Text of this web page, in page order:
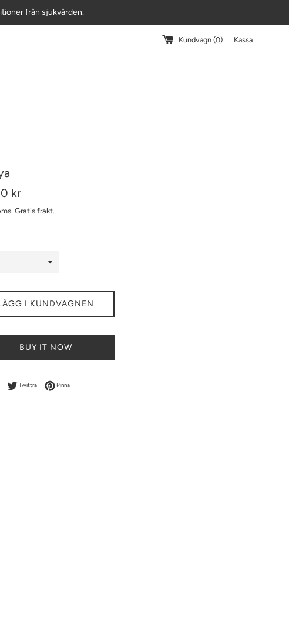
från sjukvården.
Kundvagn (0) Kassa
kr
Gratis frakt.
I KUNDVAGNEN
BUY IT NOW
på Facebook
TwittraDela på Twitter
PinnaDela på Pinterest